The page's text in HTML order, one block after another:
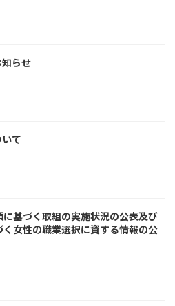
らせ
て
基づく取組の実施状況の公表及び
女性の職業選択に資する情報の公